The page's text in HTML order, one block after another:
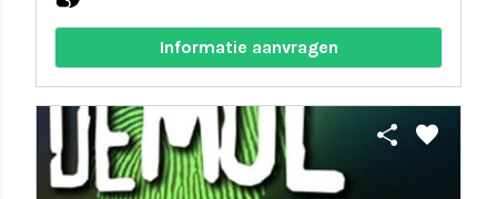
Informatie aanvragen
share favorite